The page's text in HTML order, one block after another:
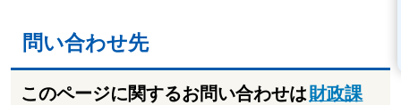
問い合わせ先
このページに関するお問い合わせは財政課